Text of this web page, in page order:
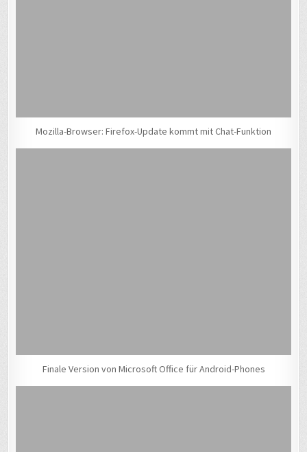
Mozilla-Browser: Firefox-Update kommt mit Chat-Funktion
Finale Version von Microsoft Office für Android-Phones